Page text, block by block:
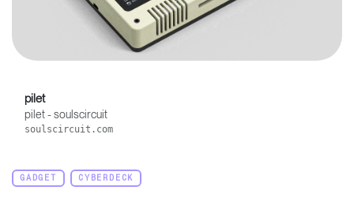
pilet
pilet - soulscircuit
soulscircuit.com
GADGET CYBERDECK